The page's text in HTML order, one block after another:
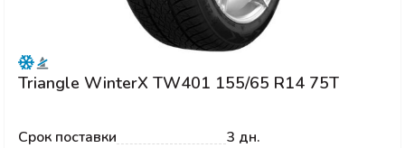
Triangle WinterX TW401 155/65 R14 75T
Срок поставки 3 дн.